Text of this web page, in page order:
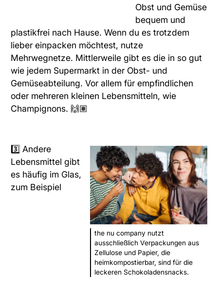
Obst und Gemüse
bequem und
plastikfrei nach Hause. Wenn du es trotzdem
lieber einpacken möchtest, nutze
Mehrwegnetze. Mittlerweile gibt es die in so gut
wie jedem Supermarkt in der Obst- und
Gemüseabteilung. Vor allem für empfindlichen
oder mehreren kleinen Lebensmitteln, wie
Champignons. 🙌🏽
the nu company nutzt
ausschließlich Verpackungen aus
Zellulose und Papier, die
heimkompostierbar, sind für die
leckeren Schokoladensnacks.
3️⃣ Andere
Lebensmittel gibt
es häufig im Glas,
zum Beispiel